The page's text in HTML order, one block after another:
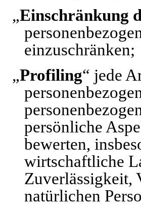
„Einschränkung
einzuschränken;
„Profiling“ jede
persönliche
bewerten,
wirtschaftliche
Zuverlässigkeit,
natürlichen